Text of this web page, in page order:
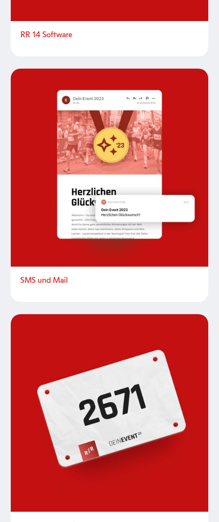
RR 14 Software
SMS und Mail